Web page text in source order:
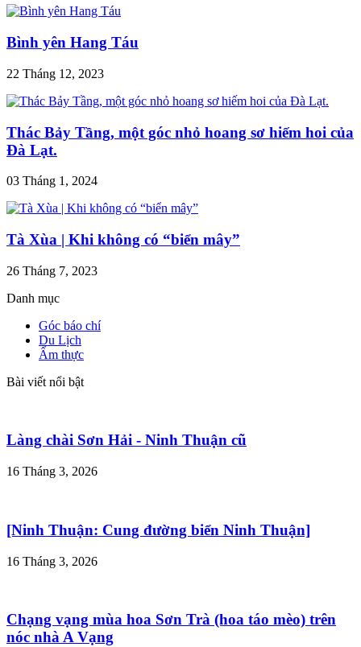
Bình yên Hang Táu
22 Tháng 12, 2023
Thác Bảy Tầng, một góc nhỏ hoang sơ hiếm hoi của
Đà Lạt.
03 Tháng 1, 2024
Tà Xùa | Khi không có “biển mây”
26 Tháng 7, 2023
Danh mục
Góc báo chí
Du Lịch
Ẩm thực
Bài viết nổi bật
Làng chài Sơn Hải - Ninh Thuận cũ
16 Tháng 3, 2026
[Ninh Thuận: Cung đường biển Ninh Thuận]
16 Tháng 3, 2026
Chạng vạng mùa hoa Sơn Trà (hoa táo mèo) trên
nóc nhà A Vạng